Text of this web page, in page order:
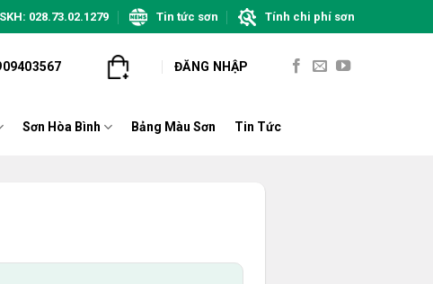
028.73.02.1279 Tin tức sơn Tính chi phí sơn
ĐĂNG NHẬP
Sơn Hòa Bình Bảng Màu Sơn Tin Tức